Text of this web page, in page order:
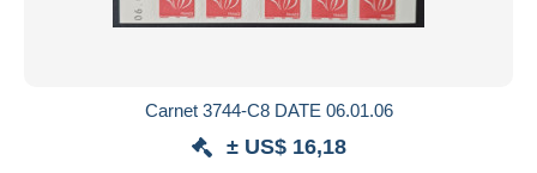
Carnet 3744-C8 DATE 06.01.06
± US$ 16,18